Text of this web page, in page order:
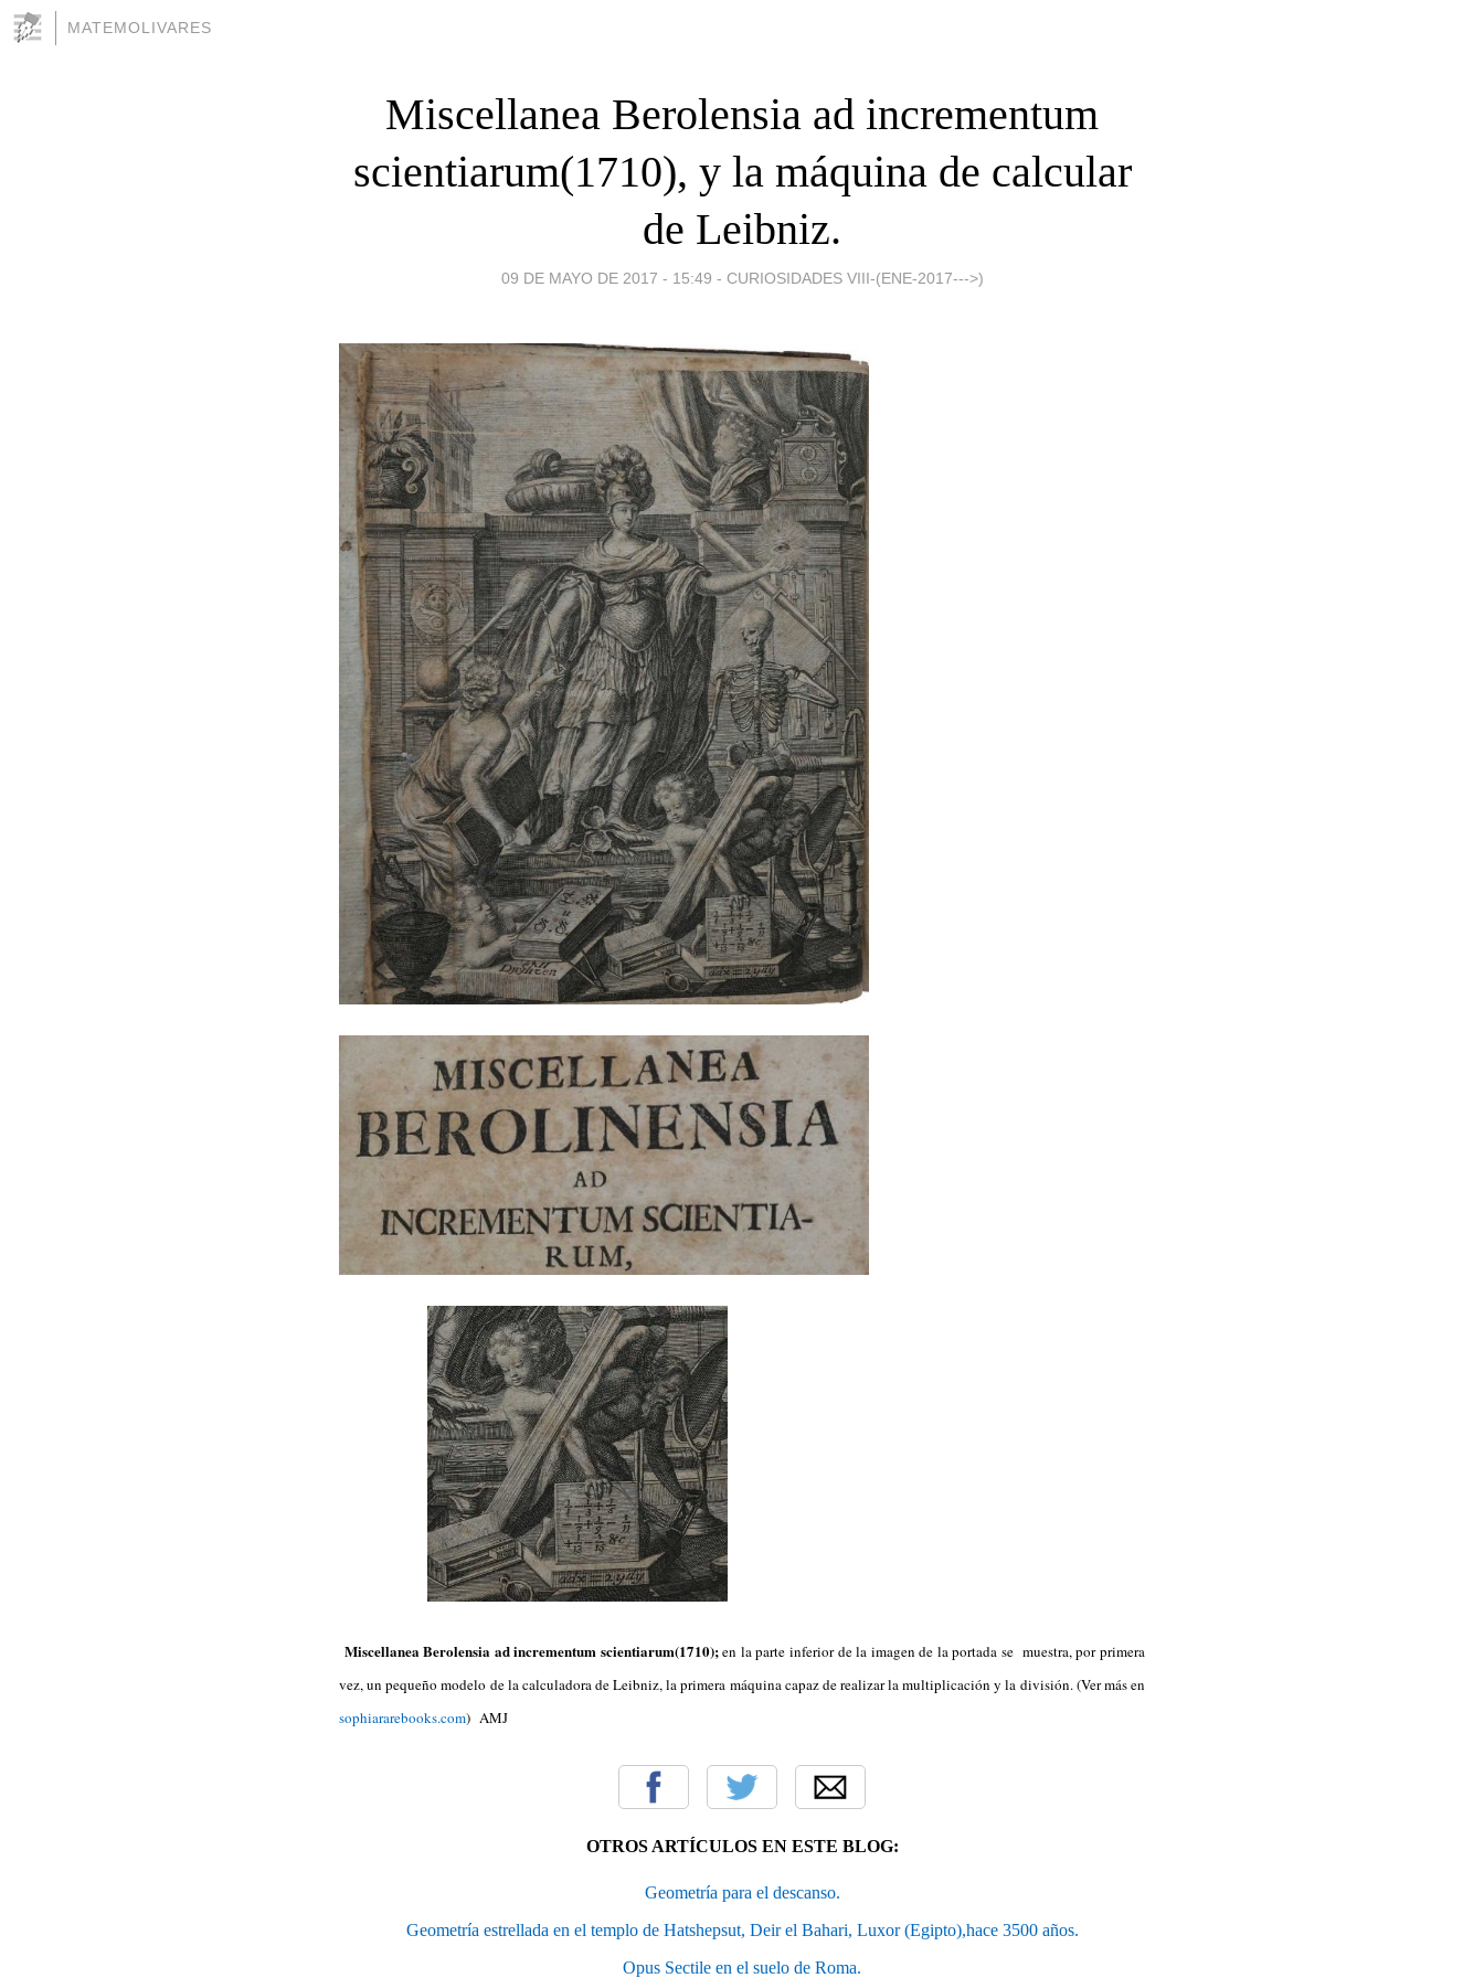
MATEMOLIVARES
Miscellanea Berolensia ad incrementum
scientiarum(1710), y la máquina de calcular
de Leibniz.
09 DE MAYO DE 2017 - 15:49 - CURIOSIDADES VIII-(ENE-2017--->)
Miscellanea Berolensia ad incrementum scientiarum(1710);en la parte inferior de la imagen de la portada se muestra, por primera
vez, un pequeño modelo de la calculadora de Leibniz, la primera máquina capaz de realizar la multiplicación y la división. (Ver más en
sophiararebooks.com) AMJ
OTROS ARTÍCULOS EN ESTE BLOG:
Geometría para el descanso.
Geometría estrellada en el templo de Hatshepsut, Deir el Bahari, Luxor (Egipto),hace 3500 años.
Opus Sectile en el suelo de Roma.